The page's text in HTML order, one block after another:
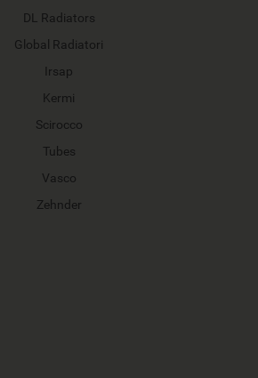
DL Radiators
Global Radiatori
Irsap
Kermi
Scirocco
Tubes
Vasco
Zehnder